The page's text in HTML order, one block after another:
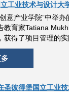
工业技术与设计
意产业学院”中举
教育家Tatiana
获得了项目管理的实
圣彼得堡国立工业